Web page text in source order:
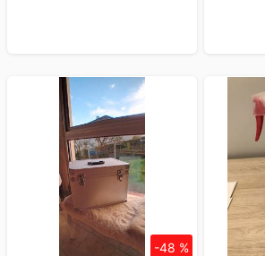
-48 %